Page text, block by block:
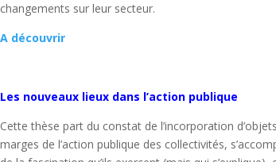
changements sur leur secteur.
A découvrir
Les nouveaux lieux dans l’action publique
Cette thèse part du constat de l’incorporation
marges de l’action publique des collectivités,